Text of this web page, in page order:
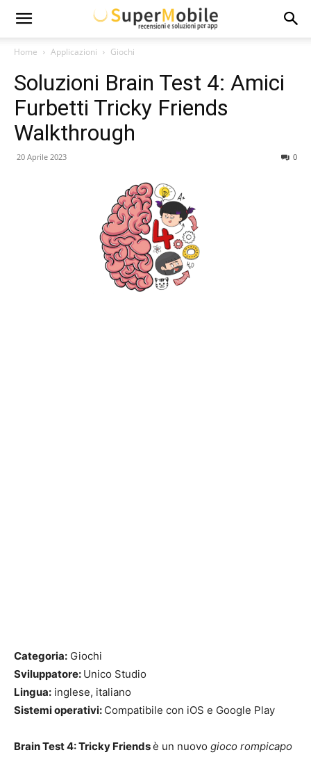
Super
Mobile
Home Applicazioni Giochi
Soluzioni Brain Test 4: Amici
Furbetti Tricky Friends
Walkthrough
20 Aprile 2023 0
Categoria: Giochi
Sviluppatore: Unico Studio
Lingua: inglese, italiano
Sistemi operativi: Compatibile con iOS e Google Play
Brain Test 4: Tricky Friendsè un nuovo gioco rompicapo